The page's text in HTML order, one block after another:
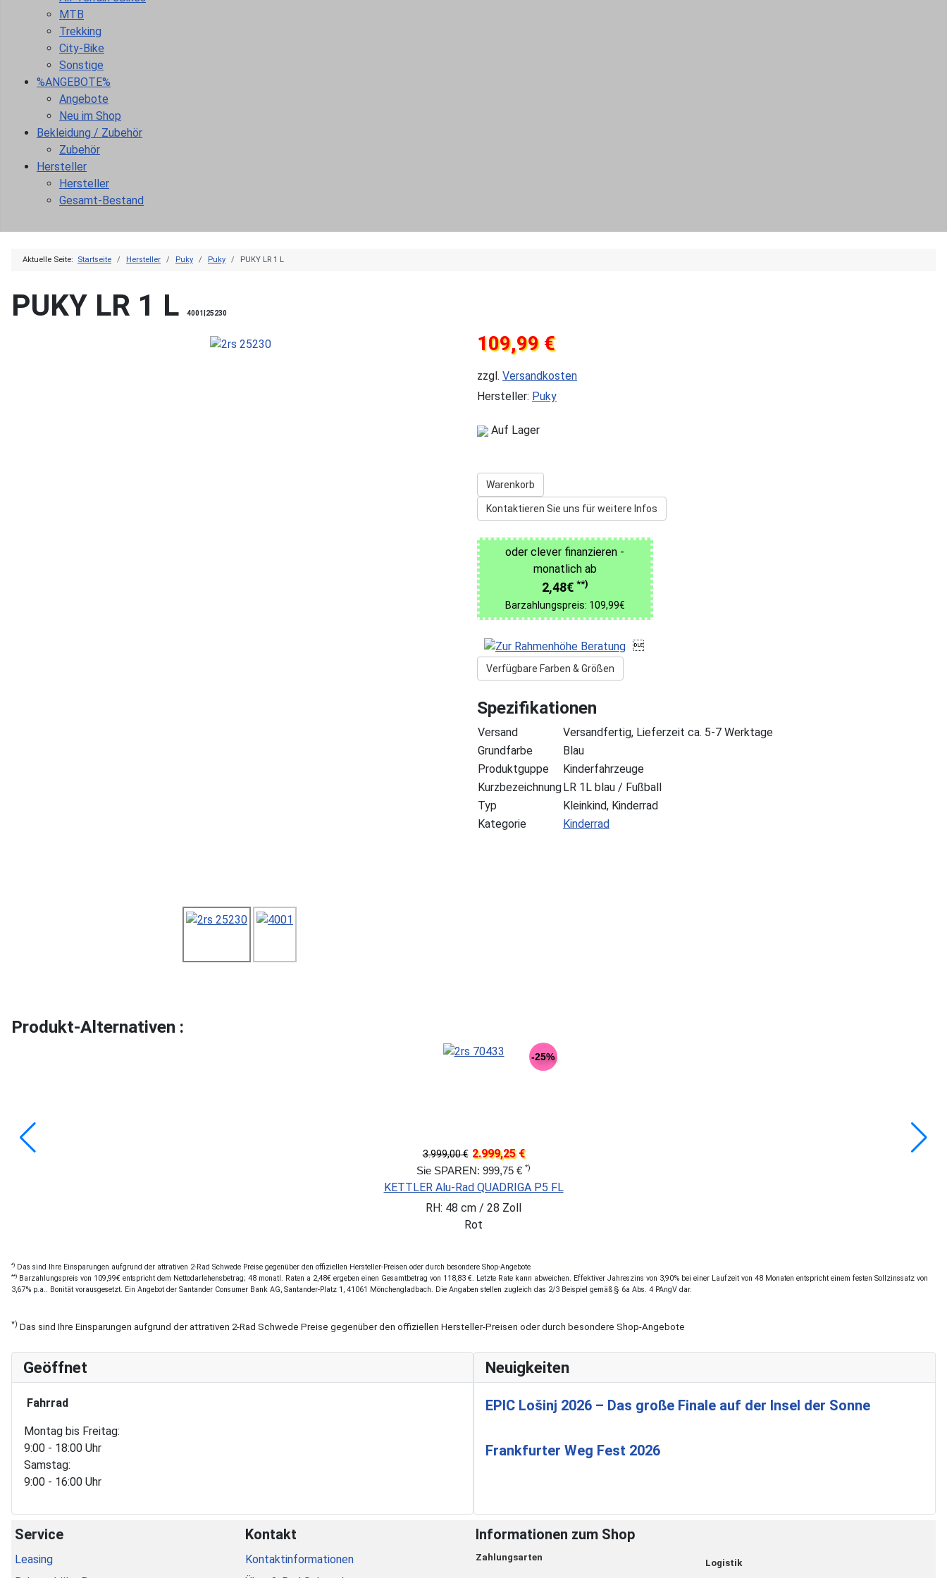
MTB
Trekking
City-Bike
Sonstige
%ANGEBOTE%
Angebote
Neu im Shop
Bekleidung / Zubehör
Zubehör
Hersteller
Hersteller
Gesamt-Bestand
Aktuelle Seite: Startseite Hersteller Puky Puky PUKY LR 1 L
PUKY LR 1 L 4001|25230
109,99 €
zzgl. Versandkosten
Hersteller: Puky
Auf Lager
Warenkorb
Kontaktieren Sie uns für weitere Infos
oder clever finanzieren -
monatlich ab
2,48€ **)
Barzahlungspreis: 109,99€

Verfügbare Farben & Größen
Spezifikationen
Versand
Versandfertig, Lieferzeit ca. 5-7 Werktage
Grundfarbe
Blau
Produktguppe
Kinderfahrzeuge
KurzbezeichnungLR 1L blau / Fußball
Typ
Kleinkind, Kinderrad
Kategorie
Kinderrad
Produkt-Alternativen :
-25%
3.999,00 € 2.999,25 €
Sie SPAREN: 999,75 € *)
KETTLER Alu-Rad QUADRIGA P5 FL
RH: 48 cm / 28 Zoll
Rot
*) Das sind Ihre Einsparungen aufgrund der attrativen 2-Rad Schwede Preise gegenüber den offiziellen Hersteller-Preisen oder durch besondere Shop-Angebote
**) Barzahlungspreis von 109,99€ entspricht dem Nettodarlehensbetrag; 48 monatl. Raten a 2,48€ ergeben einen Gesamtbetrag von 118,83 €. Letzte Rate kann abweichen. Effektiver Jahreszins von 3,90% bei einer Laufzeit von 48 Monaten entspricht einem festen Sollzinssatz von
3,67% p.a.. Bonität vorausgesetzt. Ein Angebot der Santander Consumer Bank AG, Santander-Platz 1, 41061 Mönchengladbach. Die Angaben stellen zugleich das 2/3 Beispiel gemäß § 6a Abs. 4 PAngV dar.
*) Das sind Ihre Einsparungen aufgrund der attrativen 2-Rad Schwede Preise gegenüber den offiziellen Hersteller-Preisen oder durch besondere Shop-Angebote
Geöffnet
Fahrrad
Montag bis Freitag:
9:00 - 18:00 Uhr
Samstag:
9:00 - 16:00 Uhr
Neuigkeiten
EPIC Lošinj 2026 – Das große Finale auf der Insel der Sonne
Frankfurter Weg Fest 2026
Service
Leasing
Kontakt
Kontaktinformationen
Informationen zum Shop
Zahlungsarten
Logistik